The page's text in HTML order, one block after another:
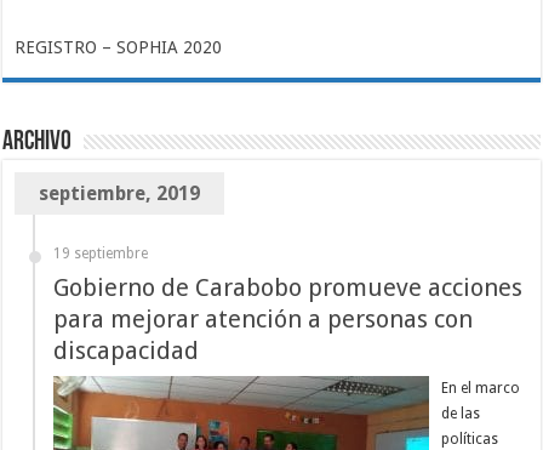
REGISTRO – SOPHIA 2020
Archivo
septiembre, 2019
19 septiembre
Gobierno de Carabobo promueve acciones
para mejorar atención a personas con
discapacidad
En el marco
de las
políticas